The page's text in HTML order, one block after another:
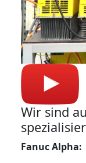
Wir sind
Fanuc Alpha: